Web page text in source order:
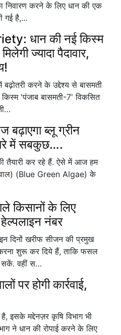
निवारण करने के लिए धान की एक
गई है,…
धान की नई किस्म
ज्यादा पैदावार,
बढ़ोतरी करने के उद्देश्य से बासमती
'पंजाब बासमती-7' विकसित
ब्लू ग्रीन
में सबकुछ….
तैयारी कर रहे हैं. ऐसे में आज हम
(Blue Green Algae) के
किसानों के लिए
नंबर
दिनों खरीफ सीजन की प्रमुख
शुरू कर दिये हैं, ताकि फसल
सकें. वहीं स…
पर होगी कार्रवाई,
इसके मद्देनज़र कृषि विभाग भी
ने धान की रोपाई करने के लिए